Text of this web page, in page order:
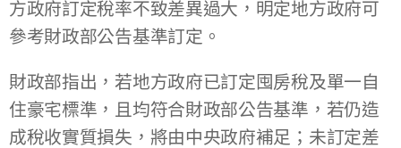
方政府訂定稅率不致差異過大，明定地方政府可
參考財政部公告基準訂定。
財政部指出，若地方政府已訂定囤房稅及單一自
住豪宅標準，且均符合財政部公告基準，若仍造
成稅收實質損失，將由中央政府補足；未訂定差